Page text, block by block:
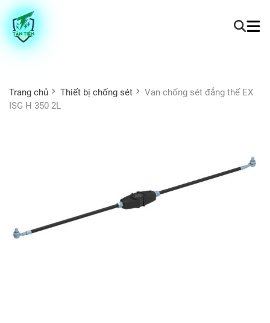
Trang chủ Thiết bị chống sét
Van chống sét đẳng thế EX
ISG H 350 2L